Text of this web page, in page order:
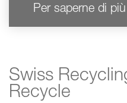
Per saperne di più
Swiss
Recycle